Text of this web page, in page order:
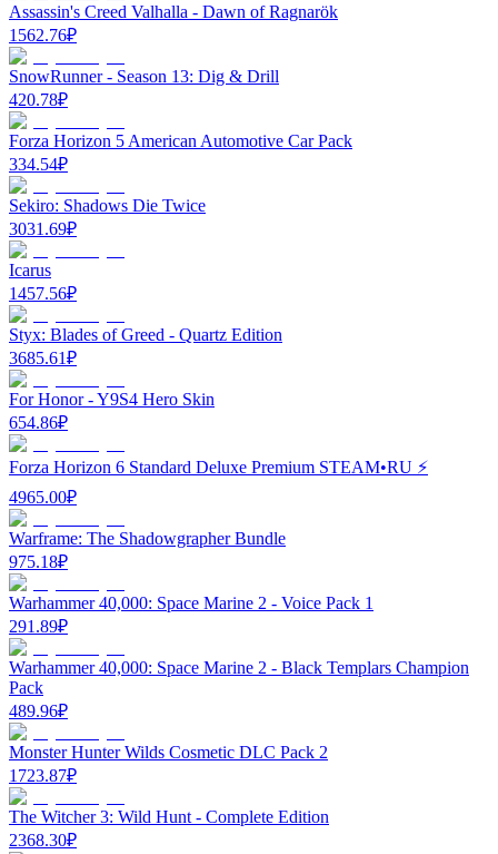
Assassin's Creed Valhalla - Dawn of Ragnarök
1562.76₽
SnowRunner - Season 13: Dig & Drill
420.78₽
Forza Horizon 5 American Automotive Car Pack
334.54₽
Sekiro: Shadows Die Twice
3031.69₽
Icarus
1457.56₽
Styx: Blades of Greed - Quartz Edition
3685.61₽
For Honor - Y9S4 Hero Skin
654.86₽
Forza Horizon 6 Standard Deluxe Premium STEAM•RU ⚡️
4965.00₽
Warframe: The Shadowgrapher Bundle
975.18₽
Warhammer 40,000: Space Marine 2 - Voice Pack 1
291.89₽
Warhammer 40,000: Space Marine 2 - Black Templars Champion
Pack
489.96₽
Monster Hunter Wilds Cosmetic DLC Pack 2
1723.87₽
The Witcher 3: Wild Hunt - Complete Edition
2368.30₽